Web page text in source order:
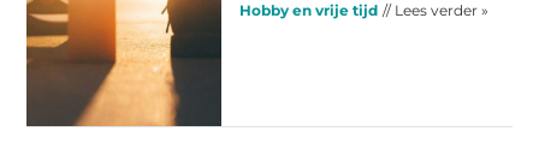
Hobby en vrije tijd // Lees verder »